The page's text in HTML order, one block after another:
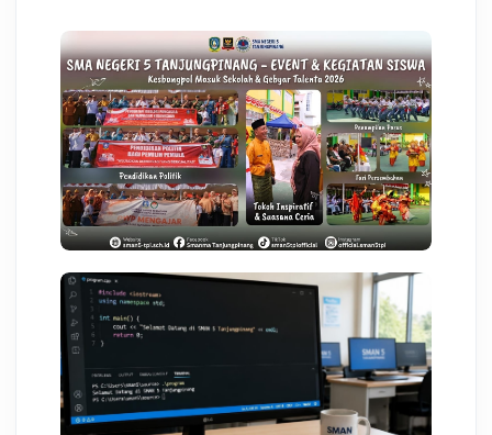
KESISWAAN
SMAN 5 Tanjungpinang Tuan
Rumah KEMAS Seri 19 Bersama TP-
PKK Kepri
08 Agst 2026 04:14
Memahami Struktur Dasar Bahasa
C++ Lengkap dengan Contoh
Program